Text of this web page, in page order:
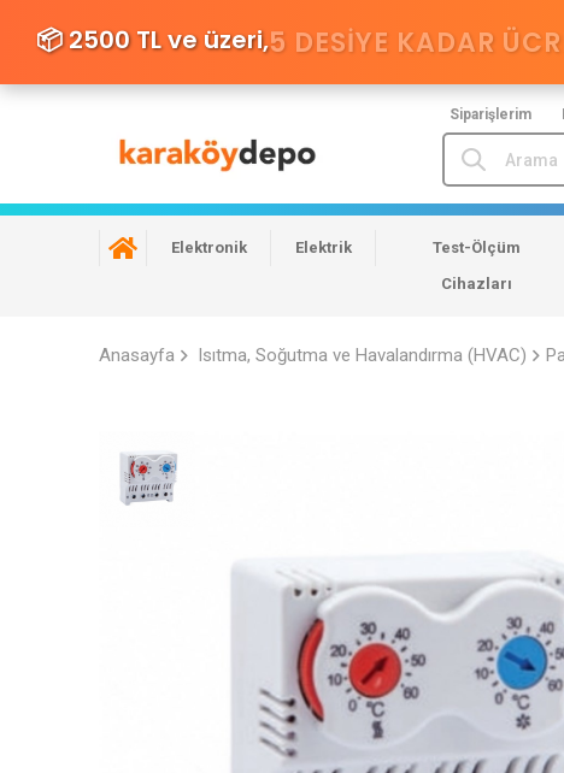
Siparişlerim
📦 2500 TL ve üzeri,5 DESIYE KADAR
Elektronik Elektrik
Test-Ölçüm
Cihazları
Anasayfa Isıtma, Soğutma ve Havalandırma (HVAC)